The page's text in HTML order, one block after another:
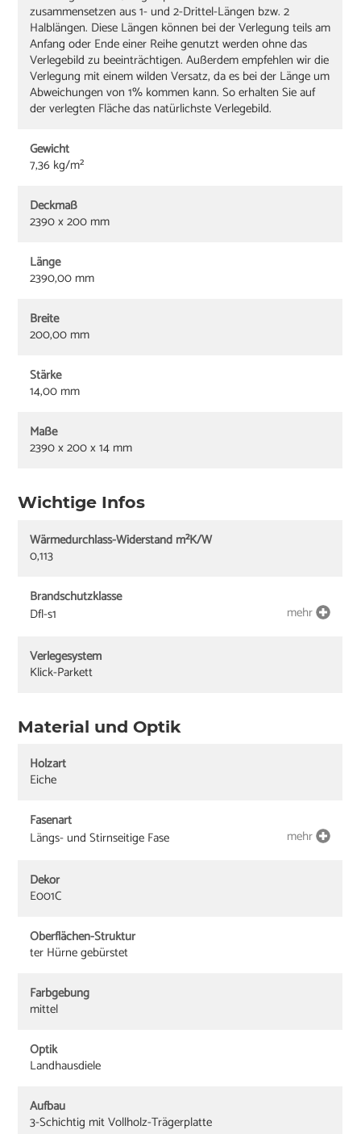
zusammensetzen aus 1- und 2-Drittel-Längen bzw. 2
Halblängen. Diese Längen können bei der Verlegung teils am
Anfang oder Ende einer Reihe genutzt werden ohne das
Verlegebild zu beeinträchtigen. Außerdem empfehlen wir die
Verlegung mit einem wilden Versatz, da es bei der Länge um
Abweichungen von 1% kommen kann. So erhalten Sie auf
der verlegten Fläche das natürlichste Verlegebild.
Gewicht
7,36 kg/m²
Deckmaß
2390 x 200 mm
Länge
2390,00 mm
Breite
200,00 mm
Stärke
14,00 mm
Maße
2390 x 200 x 14 mm
Wichtige Infos
Wärmedurchlass-Widerstand m²K/W
0,113
Brandschutzklasse
Dfl-s1
mehr
Verlegesystem
Klick-Parkett
Material und Optik
Holzart
Eiche
Fasenart
Längs- und Stirnseitige Fase
mehr
Dekor
E001C
Oberflächen-Struktur
ter Hürne gebürstet
Farbgebung
mittel
Optik
Landhausdiele
Aufbau
3-Schichtig mit Vollholz-Trägerplatte